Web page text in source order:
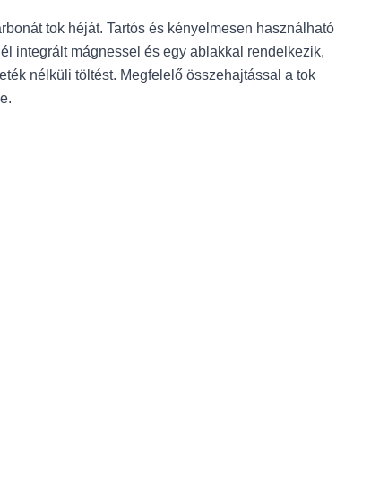
tok héját. Tartós és kényelmesen használható
integrált mágnessel és egy ablakkal rendelkezik,
nélküli töltést. Megfelelő összehajtással a tok